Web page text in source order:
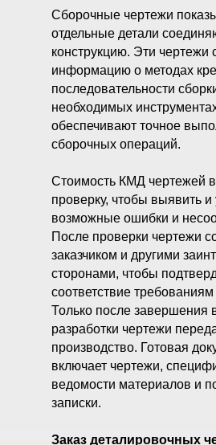
Сборочные чертежи
отдельные детали
конструкцию. Эти чертежи
информацию о методах
последовательности
необходимых
обеспечивают точное
сборочных операций.
Стоимость КМД чертежей
проверку, чтобы выявить и
возможные ошибки и
После проверки чертежи
заказчиком и другими
сторонами, чтобы
соответствие требованиям
Только после завершения
разработки чертежи
производство. Готовая
включает чертежи,
ведомости материалов и
записки.
Заказ деталировочных